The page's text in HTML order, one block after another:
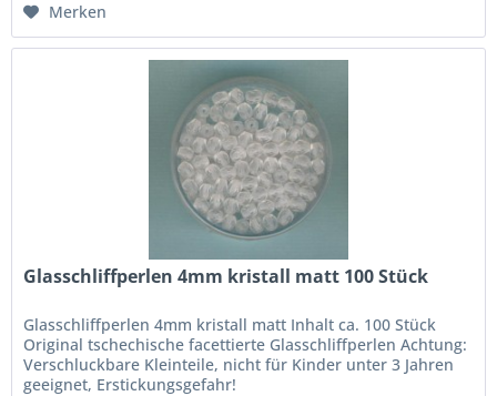
Merken
Glasschliffperlen 4mm kristall matt 100 Stück
Glasschliffperlen 4mm kristall matt Inhalt ca. 100 Stück
Original tschechische facettierte Glasschliffperlen Achtung:
Verschluckbare Kleinteile, nicht für Kinder unter 3 Jahren
geeignet, Erstickungsgefahr!